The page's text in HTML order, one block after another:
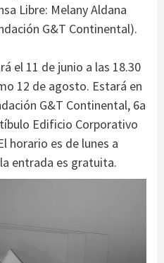
Libre: Melany Aldana
G&T Continental).
el 11 de junio a las 18.30
12 de agosto. Estará en
G&T Continental, 6a
Edificio Corporativo
horario es de lunes a
entrada es gratuita.